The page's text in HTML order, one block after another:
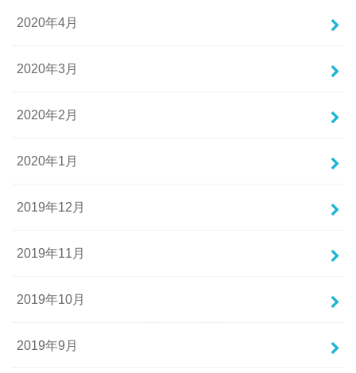
2020年4月
2020年3月
2020年2月
2020年1月
2019年12月
2019年11月
2019年10月
2019年9月